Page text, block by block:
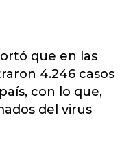
que en las
4.246 casos
con lo que,
del virus